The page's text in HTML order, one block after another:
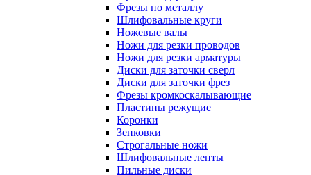
Фрезы по металлу
Шлифовальные круги
Ножевые валы
Ножи для резки проводов
Ножи для резки арматуры
Диски для заточки сверл
Диски для заточки фрез
Фрезы кромкоскалывающие
Пластины режущие
Коронки
Зенковки
Строгальные ножи
Шлифовальные ленты
Пильные диски